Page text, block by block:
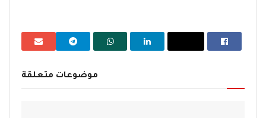
موضوعات متعلقة